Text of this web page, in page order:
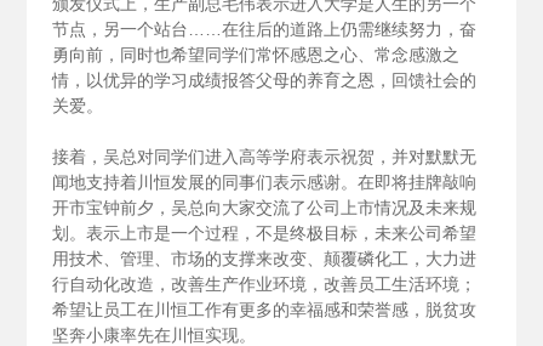
节点，另一个站台……在往后的道路上仍需继续努力，奋
勇向前，同时也希望同学们常怀感恩之心、常念感激之
情，以优异的学习成绩报答父母的养育之恩，回馈社会的
关爱。
接着，吴总对同学们进入高等学府表示祝贺，并对默默无
闻地支持着川恒发展的同事们表示感谢。在即将挂牌敲响
开市宝钟前夕，吴总向大家交流了公司上市情况及未来规
划。表示上市是一个过程，不是终极目标，未来公司希望
用技术、管理、市场的支撑来改变、颠覆磷化工，大力进
行自动化改造，改善生产作业环境，改善员工生活环境；
希望让员工在川恒工作有更多的幸福感和荣誉感，脱贫攻
坚奔小康率先在川恒实现。